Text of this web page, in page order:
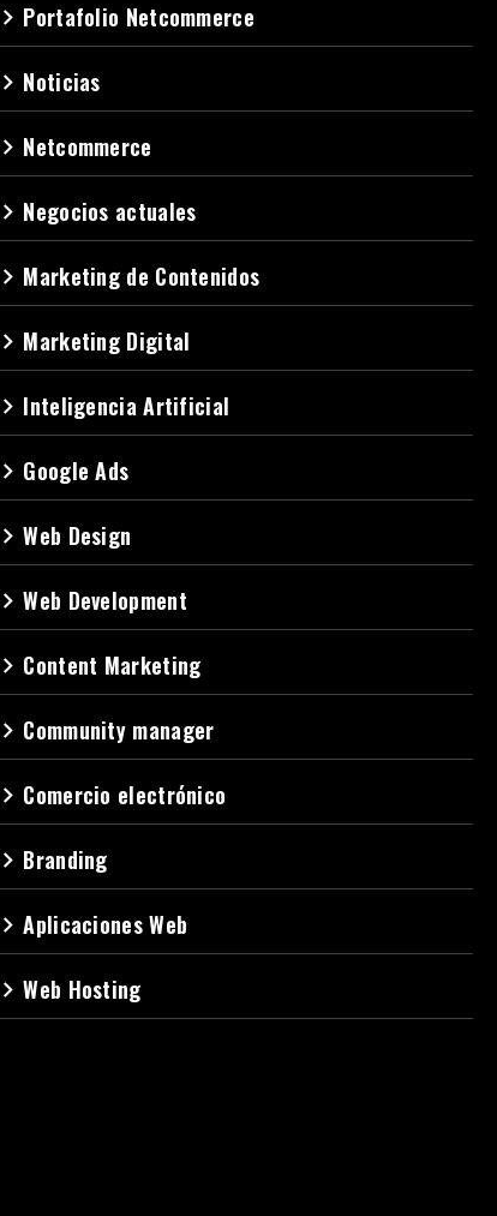
navigate_next Portafolio Netcommerce
navigate_next Noticias
navigate_next Netcommerce
navigate_next Negocios actuales
navigate_next Marketing de Contenidos
navigate_next Marketing Digital
navigate_next Inteligencia Artificial
navigate_next Google Ads
navigate_nextWeb Design
navigate_nextWeb Development
navigate_next Content Marketing
navigate_next Community manager
navigate_next Comercio electrónico
navigate_next Branding
navigate_nextAplicaciones Web
navigate_nextWeb Hosting